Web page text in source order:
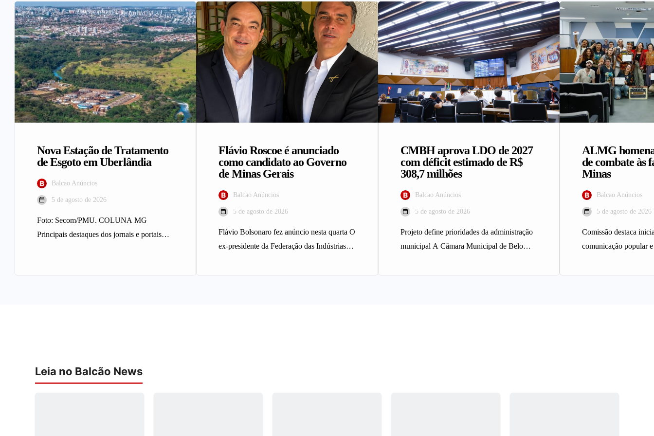
Nova Estação de Tratamento
de Esgoto em Uberlândia
Balcao Anúncios
5 de agosto de 2026
Foto: Secom/PMU. COLUNA MG
Principais destaques dos jornais e portais
Flávio Roscoe é anunciado
como candidato ao Governo
de Minas Gerais
Balcao Anúncios
5 de agosto de 2026
Flávio Bolsonaro fez anúncio nesta quarta O
ex-presidente da Federação das Indústrias
CMBH aprova LDO de 2027
com déficit estimado de R$
308,7 milhões
Balcao Anúncios
5 de agosto de 2026
Projeto define prioridades da administração
municipal A Câmara Municipal de Belo
Projeto…
ALMG
de combate às
Minas
Balcao Anúncios
5 de agosto de 2026
Comissão destaca
comunicação popular
Assembleia
Leia no Balcão News